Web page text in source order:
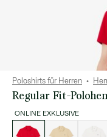
Poloshirts für Herren
Regular Fit-
ONLINE EXKLUSIVE
der
Varianten